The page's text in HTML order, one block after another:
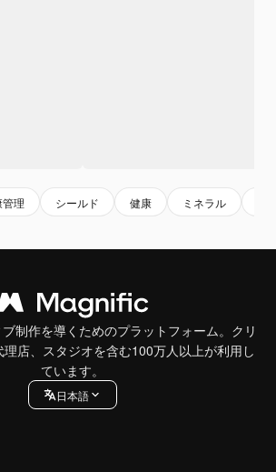
理 シールド 健康 ミネラル
制作を導くためのプラットフォーム。クリ
店、スタジオを含む100万人以上が利用し
ています。
日本語